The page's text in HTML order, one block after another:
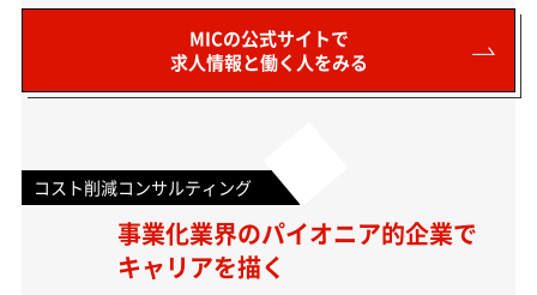
MICの公式サイトで
求人情報と働く人をみる
コスト削減コンサルティング
事業化業界のパイオニア的企業で
キャリアを描く